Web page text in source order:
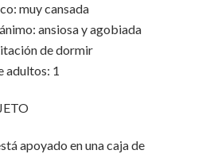
muy cansada
ansiosa y agobiada
de dormir
adultos: 1
apoyado en una caja de